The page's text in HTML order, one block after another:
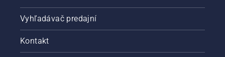
Vyhľadávač predajní
Kontakt